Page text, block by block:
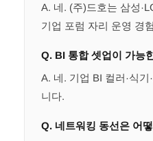
A. 네. (주)드호는 삼성
기업 포럼 자리 운영 경
Q. BI 통합 셋업이 가능
A. 네. 기업 BI 컬러·식
니다.
Q. 네트워킹 동선은 어